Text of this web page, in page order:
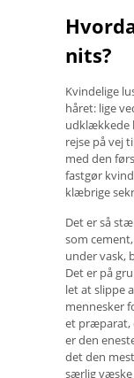
nits?
Kvindelige
håret: lige
udklækkede
rejse på vej
med den
fastgør
klæbrige
Det er så
som
under vask,
Det er på
let at slippe
mennesker
et præparat,
er den
det den
særlig væske